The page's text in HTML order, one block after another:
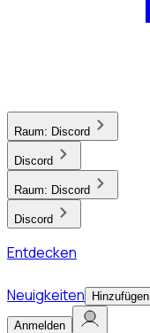
Raum: Discord
Discord
Raum: Discord
Discord
Entdecken
Neuigkeiten Hinzufügen
Anmelden